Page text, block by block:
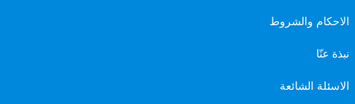
الاحكام والشروط
نبذة عنّا
الاسئلة الشائعة